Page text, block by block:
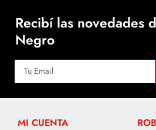
Recibí las novedades
Negro
MI CUENTA